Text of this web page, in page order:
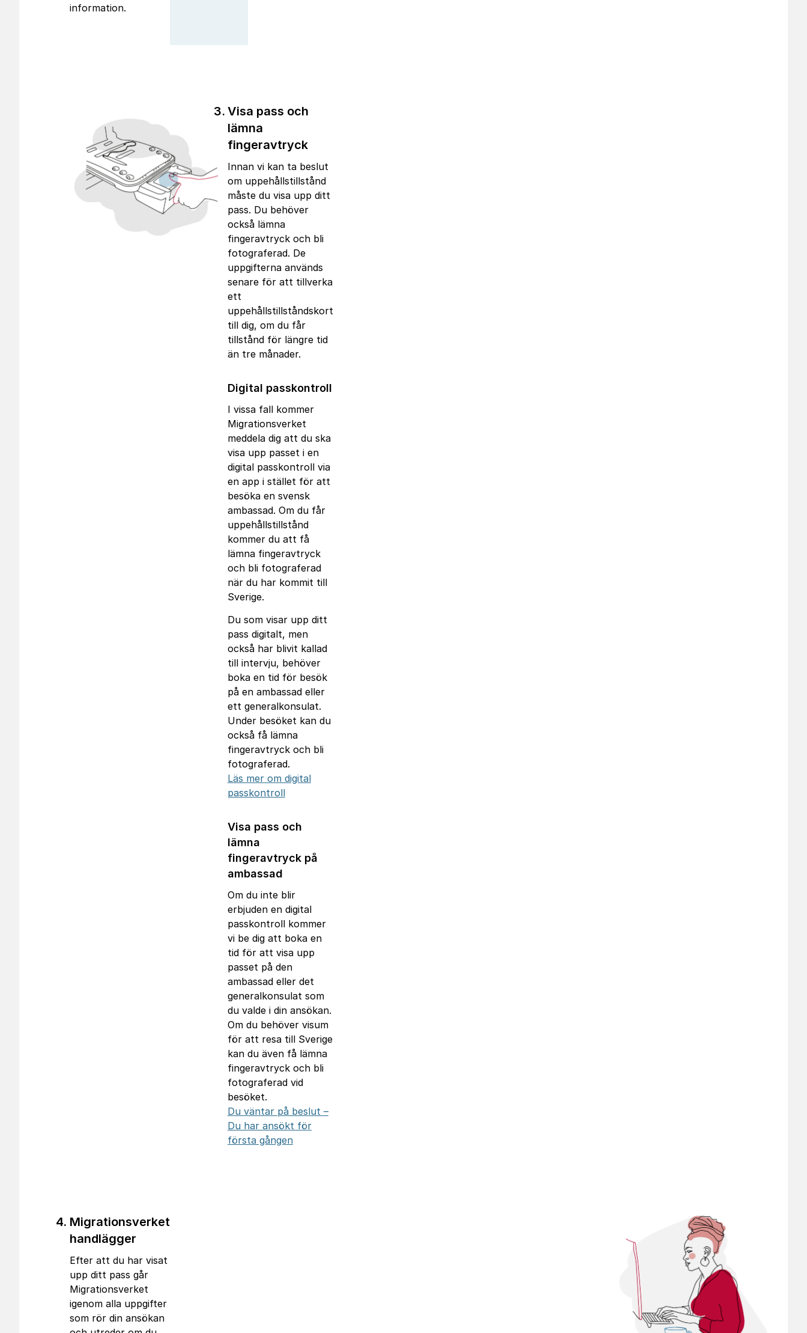
information.
Visa pass och
lämna
fingeravtryck
Innan vi kan ta beslut
om uppehållstillstånd
måste du visa upp ditt
pass. Du behöver
också lämna
fingeravtryck och bli
fotograferad. De
uppgifterna används
senare för att tillverka
ett
uppehållstillståndskort
till dig, om du får
tillstånd för längre tid
än tre månader.
Digital passkontroll
I vissa fall kommer
Migrationsverket
meddela dig att du ska
visa upp passet i en
digital passkontroll via
en app i stället för att
besöka en svensk
ambassad. Om du får
uppehållstillstånd
kommer du att få
lämna fingeravtryck
och bli fotograferad
när du har kommit till
Sverige.
Du som visar upp ditt
pass digitalt, men
också har blivit kallad
till intervju, behöver
boka en tid för besök
på en ambassad eller
ett generalkonsulat.
Under besöket kan du
också få lämna
fingeravtryck och bli
fotograferad.
Läs mer om digital
passkontroll
Visa pass och
lämna
fingeravtryck på
ambassad
Om du inte blir
erbjuden en digital
passkontroll kommer
vi be dig att boka en
tid för att visa upp
passet på den
ambassad eller det
generalkonsulat som
du valde i din ansökan.
Om du behöver visum
för att resa till Sverige
kan du även få lämna
fingeravtryck och bli
fotograferad vid
besöket.
Du väntar på beslut –
Du har ansökt för
första gången
Migrationsverket
handlägger
Efter att du har visat
upp ditt pass går
Migrationsverket
igenom alla uppgifter
som rör din ansökan